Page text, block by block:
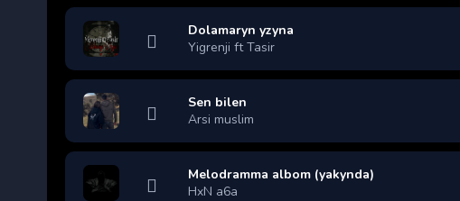
Dolamaryn yzyna
Yigrenji ft Tasir
Sen bilen
Arsi muslim
Melodramma albom (yakynda)
HxN a6a